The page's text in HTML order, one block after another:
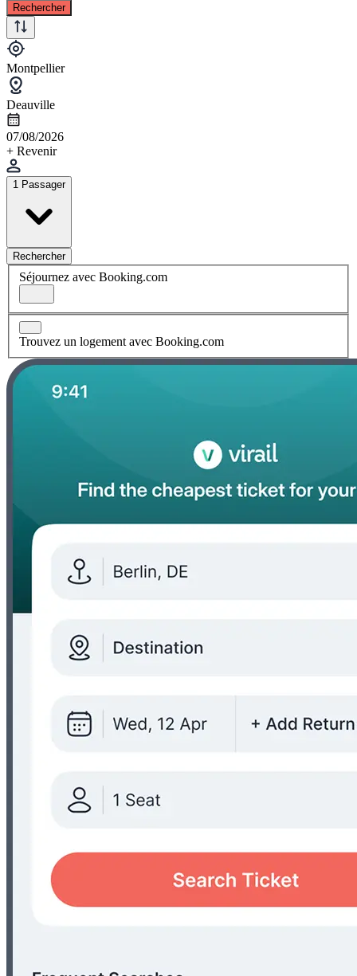
Rechercher
Montpellier
Deauville
07/08/2026
+ Revenir
1 Passager
Rechercher
Séjournez avec Booking.com
Trouvez un logement avec Booking.com